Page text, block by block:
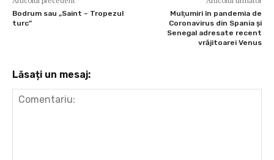
Bodrum sau „Saint – Tropezul
turc”
Mulţumiri în pandemia de
Coronavirus din Spania și
Senegal adresate recent
vrăjitoarei Venus
Lăsați un mesaj: